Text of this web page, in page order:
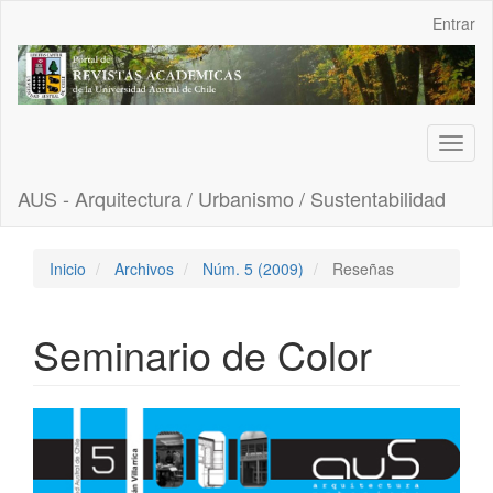
Contenido
principal
Barra
Entrar
AUS - Arquitectura / Urbanismo / Sustentabilidad
Inicio Archivos Núm. 5 (2009) Reseñas
Seminario de Color
Barra
lateral